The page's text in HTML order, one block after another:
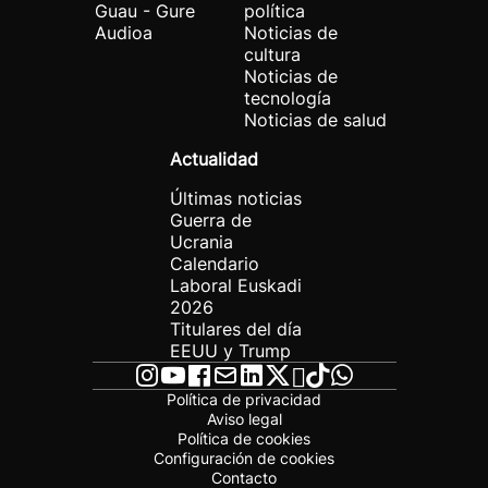
Guau - Gure
Audioa
política
Noticias de
cultura
Noticias de
tecnología
Noticias de salud
Actualidad
Últimas noticias
Guerra de
Ucrania
Calendario
Laboral Euskadi
2026
Titulares del día
EEUU y Trump
Política de privacidad
Aviso legal
Política de cookies
Configuración de cookies
Contacto